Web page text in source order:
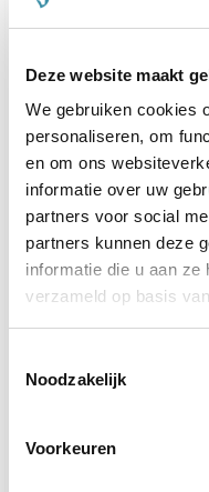
Deze website maakt
We gebruiken cookies
personaliseren, om
en om ons
informatie over uw
partners voor social
partners kunnen deze
informatie die u aan
verzameld op basis
Noodzakelijk
Voorkeuren
Of uw dier nu
spijsvertering, of een
Paardendrogist
afgestemd. Elk
zorgvuldig
effectiviteit, en is
het geluk van uw
We geloven sterk in
voor uw dier, en
aanbieden veilig,
Van supplementen
vangewrichten
katten, ons doel is
Kies voor de